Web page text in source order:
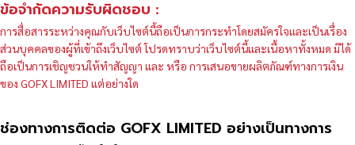
ข้อจำกัดความรับผิดชอบ :
การสื่อสารระหว่างคุณกับเว็บไซต์นี้ถือเป็นการกระทำโดยสมัครใจและเป็นเรื่อง
ส่วนบุคคลของผู้ที่เข้าถึงเว็บไซต์ โปรดทราบว่าเว็บไซต์นี้และเนื้อหาทั้งหมด มิได้
ถือเป็นการเชิญชวนให้ทำสัญญา และ หรือ การเสนอขายผลิตภัณฑ์ทางการเงิน
ของ GOFX LIMITED แต่อย่างใด
ช่องทางการติดต่อ GOFX LIMITED อย่างเป็นทางการ